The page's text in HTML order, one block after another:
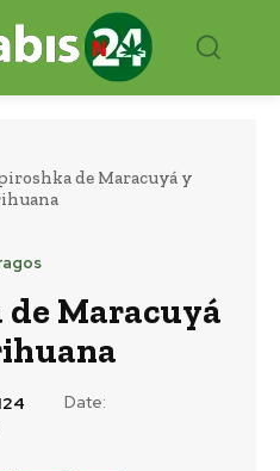
de Maracuyá y
Maracuyá
Date: